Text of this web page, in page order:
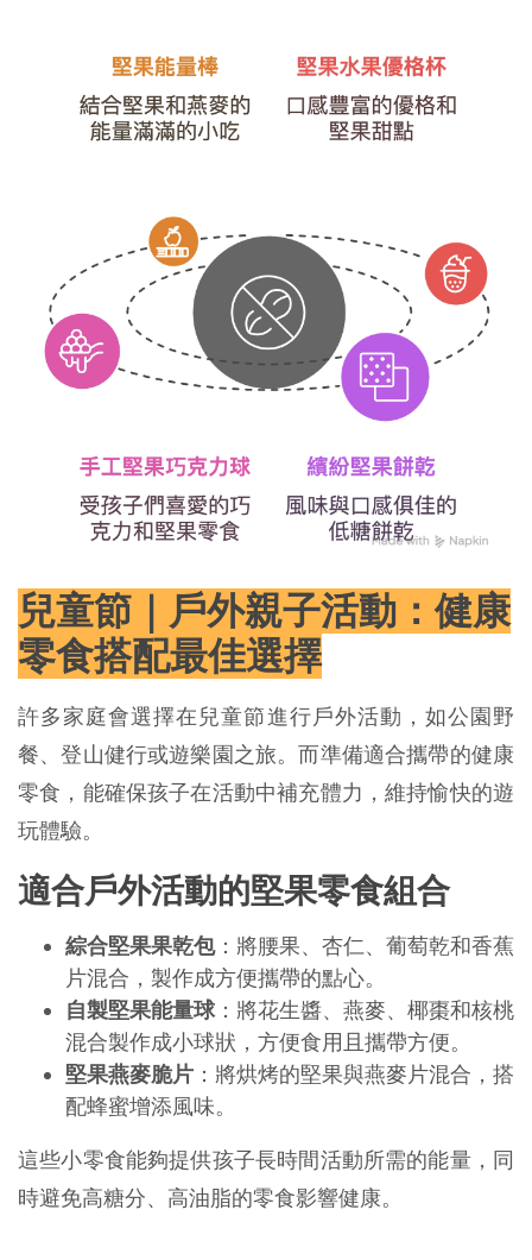
兒童節｜戶外親子活動：健康
零食搭配最佳選擇
許多家庭會選擇在兒童節進行戶外活動，如公園野
餐、登山健行或遊樂園之旅。而準備適合攜帶的健康
零食，能確保孩子在活動中補充體力，維持愉快的遊
玩體驗。
適合戶外活動的堅果零食組合
綜合堅果果乾包：將腰果、杏仁、葡萄乾和香蕉
片混合，製作成方便攜帶的點心。
自製堅果能量球：將花生醬、燕麥、椰棗和核桃
混合製作成小球狀，方便食用且攜帶方便。
堅果燕麥脆片 ：將烘烤的堅果與燕麥片混合，搭
配蜂蜜增添風味。
這些小零食能夠提供孩子長時間活動所需的能量，同
時避免高糖分、高油脂的零食影響健康。